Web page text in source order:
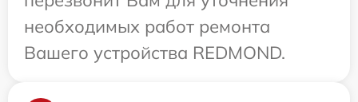
необходимых работ ремонта
Вашего устройства REDMOND.